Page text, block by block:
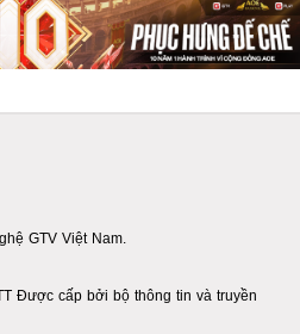
GTV Việt Nam.
Được cấp bởi bộ thông tin và truyền